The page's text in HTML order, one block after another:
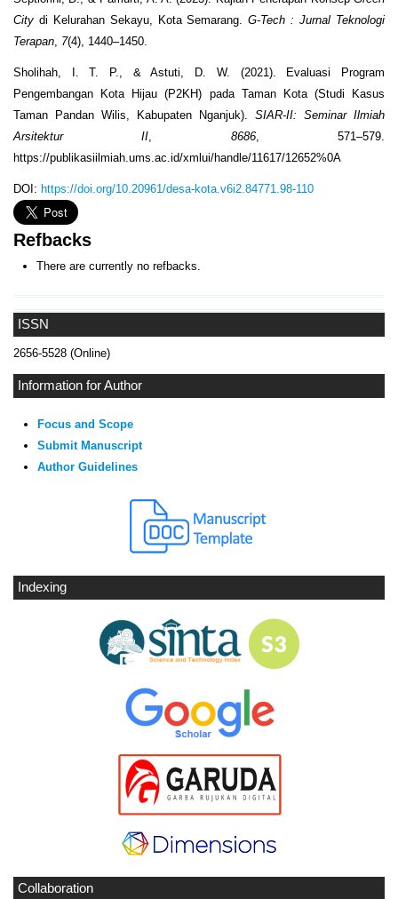
ISSN
2656-5528 (Online)
Information for Author
Focus and Scope
Submit Manuscript
Author Guidelines
Indexing
Collaboration
City di Kelurahan Sekayu, Kota Semarang.G-Tech : Jurnal Teknologi
Terapan, 7(4), 1440–1450.
Sholihah, I. T. P., & Astuti, D. W. (2021). Evaluasi Program
Pengembangan Kota Hijau (P2KH) pada Taman Kota (Studi Kasus
Taman Pandan Wilis, Kabupaten Nganjuk). SIAR-II: Seminar Ilmiah
Arsitektur II
8686, 571–579.
https://publikasiilmiah.ums.ac.id/xmlui/handle/11617/12652%0A
DOI: https://doi.org/10.20961/desa-kota.v6i2.84771.98-110
Refbacks
There are currently no refbacks.